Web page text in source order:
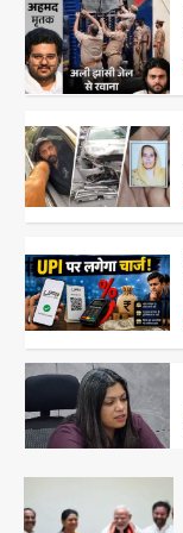
2
3
4
5